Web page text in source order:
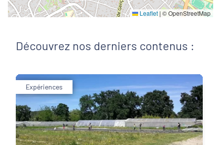
Leaflet | © OpenStreetMap
Découvrez nos derniers contenus :
Expériences